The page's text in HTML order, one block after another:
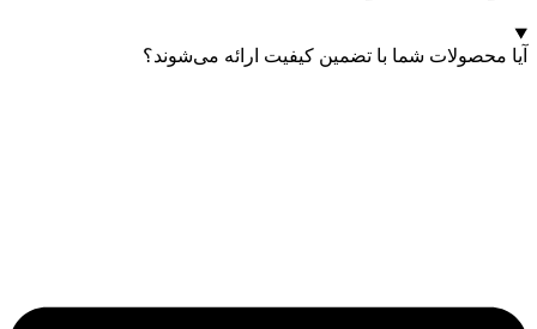
آیا محصولات شما با تضمین کیفیت ارائه می‌شوند؟